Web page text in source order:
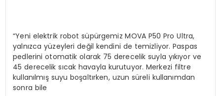
“Yeni elektrik robot süpürgemiz MOVA P50 Pro Ultra,
yalnızca yüzeyleri değil kendini de temizliyor. Paspas
pedlerini otomatik olarak 75 derecelik suyla yıkıyor ve
45 derecelik sıcak havayla kurutuyor. Merkezi filtre
kullanılmış suyu boşaltırken, uzun süreli kullanımdan
sonra bile